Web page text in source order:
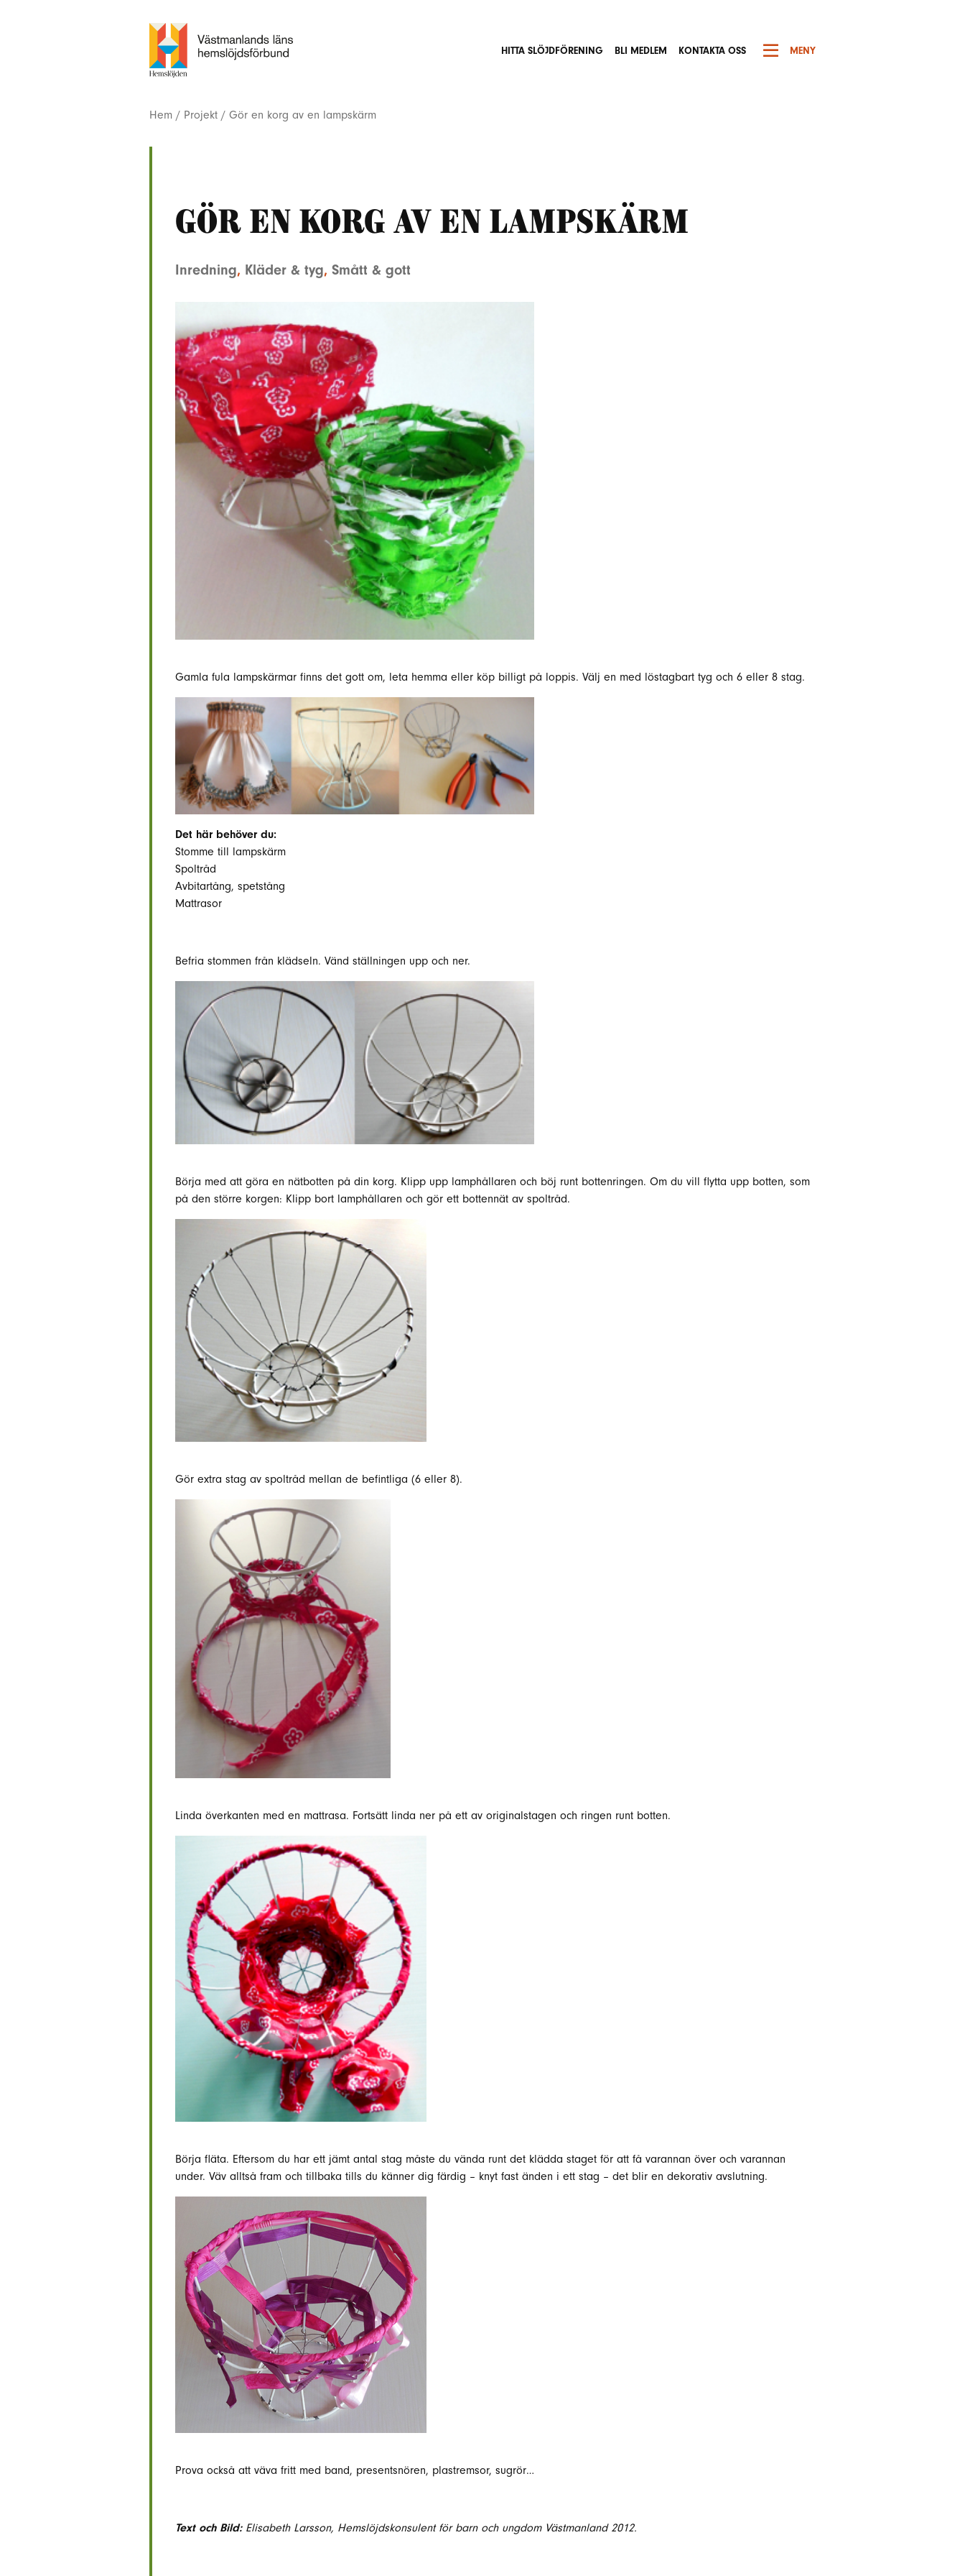
HITTA SLÖJDFÖRENING BLI MEDLEM KONTAKTA OSS MENY
Hem / Projekt / Gör en korg av en lampskärm
Gör en korg av en lampskärm
Inredning, Kläder & tyg, Smått & gott
Gamla fula lampskärmar finns det gott om, leta hemma eller köp billigt på loppis. Välj en med löstagbart tyg och 6 eller 8 stag.
Det här behöver du:
Stomme till lampskärm
Spoltråd
Avbitartång, spetstång
Mattrasor
Befria stommen från klädseln. Vänd ställningen upp och ner.
Börja med att göra en nätbotten på din korg. Klipp upp lamphållaren och böj runt bottenringen. Om du vill flytta upp botten, som
på den större korgen: Klipp bort lamphållaren och gör ett bottennät av spoltråd.
Gör extra stag av spoltråd mellan de befintliga (6 eller 8).
Linda överkanten med en mattrasa. Fortsätt linda ner på ett av originalstagen och ringen runt botten.
Börja fläta. Eftersom du har ett jämt antal stag måste du vända runt det klädda staget för att få varannan över och varannan
under. Väv alltså fram och tillbaka tills du känner dig färdig – knyt fast änden i ett stag – det blir en dekorativ avslutning.
Prova också att väva fritt med band, presentsnören, plastremsor, sugrör…
Text och Bild:Elisabeth Larsson, Hemslöjdskonsulent för barn och ungdom Västmanland 2012.